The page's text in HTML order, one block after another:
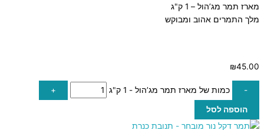
מארז תמר מג’הול – 1 ק"ג
מלך התמרים אהוב ומבוקש
₪45.00
- כמות של מארז תמר מג’הול - 1 ק"ג +
הוספה לסל